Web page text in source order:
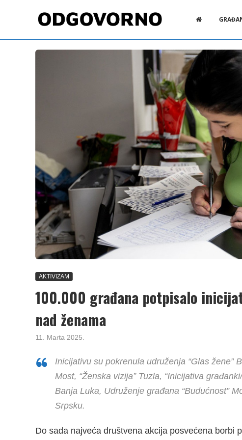
AKTIVIZAM
100.000 građana potpisalo
nad ženama
11. Marta 2025.
Inicijativu su pokrenula udruženja “Glas žene”
Most, “Ženska vizija” Tuzla, “Inicijativa
Banja Luka, Udruženje građana “Budućnost”
Srpsku.
Do sada najveća društvena akcija posvećena borbi